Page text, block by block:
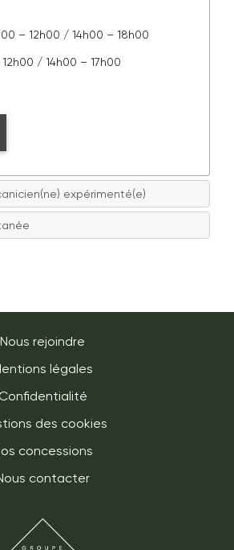
– 12h00 / 14h00 – 18h00
/ 14h00 – 17h00
expérimenté(e)
Nous rejoindre
légales
Confidentialité
des cookies
concessions
contacter